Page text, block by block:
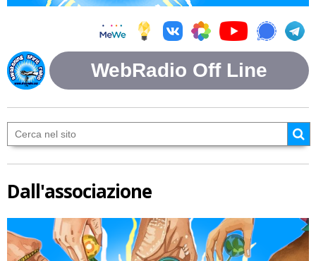
Dall'associazione